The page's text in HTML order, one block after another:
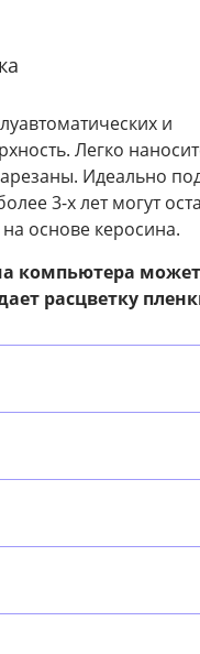
и
Легко
Идеально
3-х лет могут
основе керосина.
компьютера
расцветку